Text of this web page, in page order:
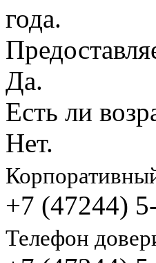
года.
Да.
Есть ли
Нет.
+7 (47244)
Телефон